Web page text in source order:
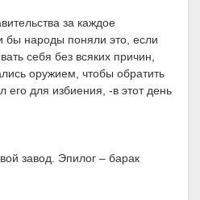
за каждое
бы народы поняли это, если
себя без всяких причин,
оружием, чтобы обратить
его для избиения, -в этот день
завод. Эпилог – барак